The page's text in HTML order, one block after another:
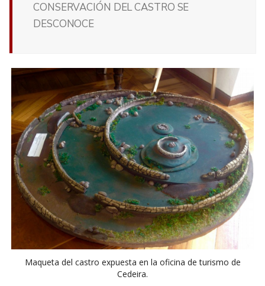
CONSERVACIÓN DEL CASTRO SE
DESCONOCE
Maqueta del castro expuesta en la oficina de turismo de
Cedeira.